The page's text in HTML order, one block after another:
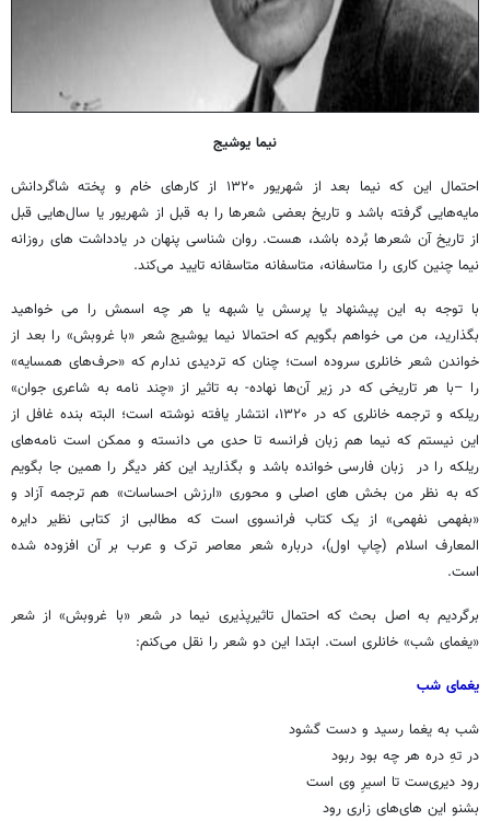
نیما یوشیج
احتمال این که نیما بعد از شهریور ۱۳۲۰ از کارهای خام و پخته شاگردانش
مایه‌هایی گرفته باشد و تاریخ بعضی شعرها را به قبل از شهریور یا سال‌هایی قبل
از تاریخ آن شعرها بُرده باشد، هست. روان شناسی پنهان در یادداشت های روزانه
نیما چنین کاری را متاسفانه، متاسفانه متاسفانه تایید می‌کند.
با توجه به این پیشنهاد یا پرسش یا شبهه یا هر چه اسمش را می خواهید
بگذارید، من می خواهم بگویم که احتمالا نیما یوشیج شعر «با غروبش» را بعد از
خواندن شعر خانلری سروده است؛ چنان که تردیدی ندارم که «حرف‌های همسایه»
را –با هر تاریخی که در زیر آن‌ها نهاده- به تاثیر از «چند نامه به شاعری جوان»
ریلکه و ترجمه خانلری که در ۱۳۲۰، انتشار یافته نوشته است؛ البته بنده غافل از
این نیستم که نیما هم زبان فرانسه تا حدی می دانسته و ممکن است نامه‌های
ریلکه را در زبان فارسی خوانده باشد و بگذارید این کفر دیگر را همین جا بگویم
که به نظر من بخش های اصلی و محوری «ارزش احساسات» هم ترجمه آزاد و
«بفهمی نفهمی» از یک کتاب فرانسوی است که مطالبی از کتابی نظیر دایره
المعارف اسلام (چاپ اول)، درباره شعر معاصر ترک و عرب بر آن افزوده شده
است.
برگردیم به اصل بحث که احتمال تاثیرپذیری نیما در شعر «با غروبش» از شعر
«یغمای شب» خانلری است. ابتدا این دو شعر را نقل می‌کنم:
یغمای شب
شب به یغما رسید و دست گشود
در تهِ دره هر چه بود ربود
رود دیری‌ست تا اسیرِ وی است
بشنو این های‌های زاری رود